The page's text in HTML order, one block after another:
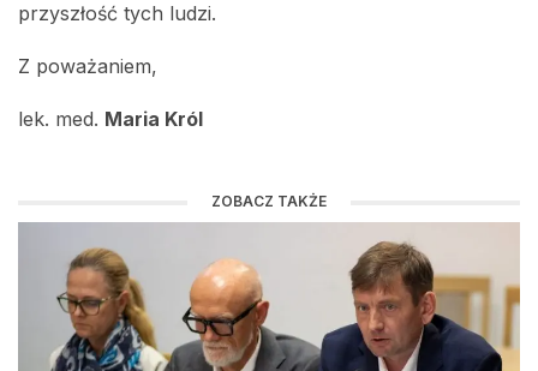
przyszłość tych ludzi.
Z poważaniem,
lek. med. Maria Król
ZOBACZ TAKŻE